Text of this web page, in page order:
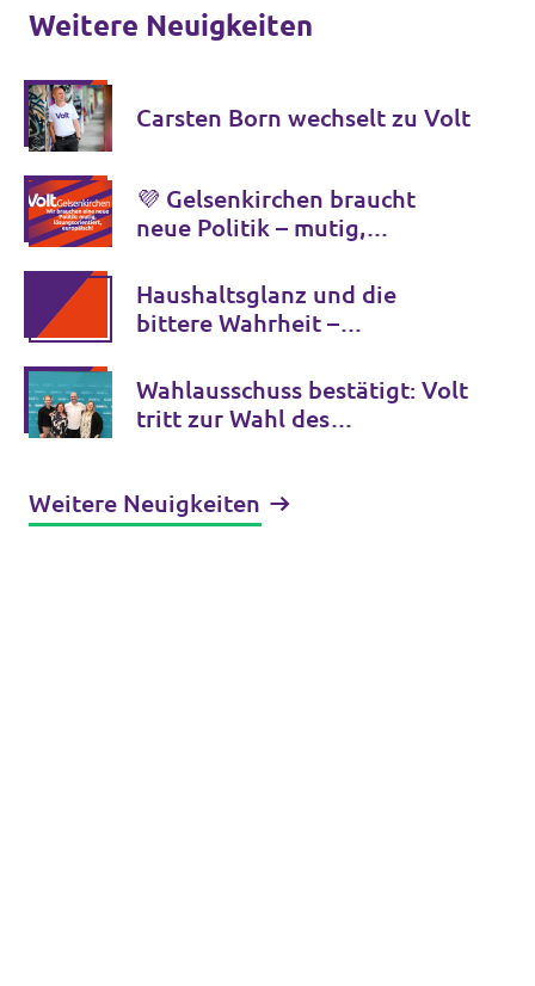
Weitere Neuigkeiten
Carsten Born wechselt zu Volt
💜 Gelsenkirchen braucht
neue Politik – mutig,
Haushaltsglanz und die
bittere Wahrheit –
sofort aufgeklärt werden
Wahlausschuss bestätigt: Volt
tritt zur Wahl des
Weitere Neuigkeiten